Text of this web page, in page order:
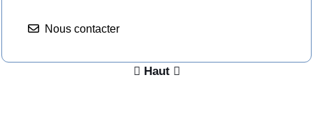
Nous contacter
 Haut 